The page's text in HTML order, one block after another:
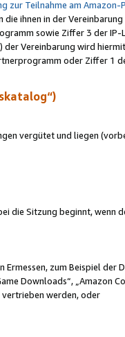
zur Teilnahme am
ihnen in der Vereinbarung
sowie Ziffer 3 der IP-
Vereinbarung wird
oder Ziffer 1
vergütet und liegen
die Sitzung beginnt, wenn
zum Beispiel der
Downloads“, „Amazon
vertrieben werden, oder